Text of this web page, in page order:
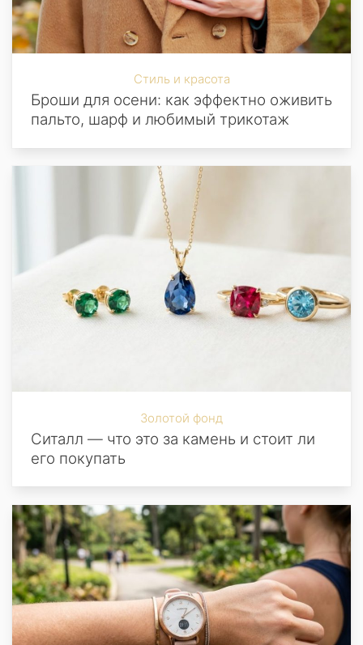
Стиль и красота
Броши для осени: как эффектно оживить
пальто, шарф и любимый трикотаж
Золотой фонд
Ситалл — что это за камень и стоит ли
его покупать